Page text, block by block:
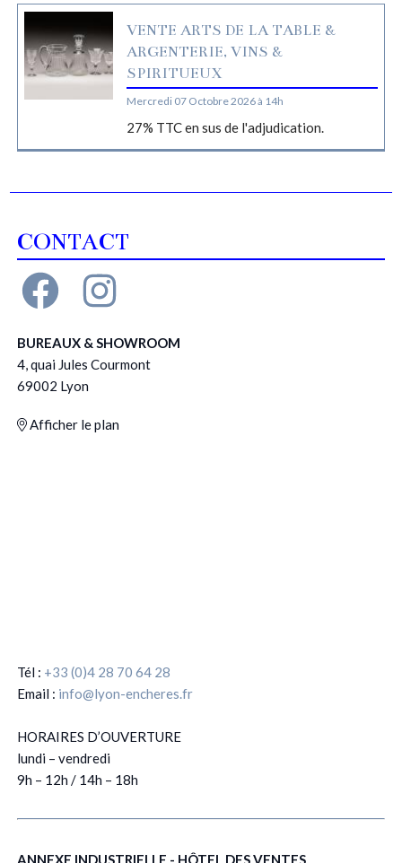
VENTE ARTS DE LA TABLE &
ARGENTERIE, VINS &
SPIRITUEUX
Mercredi 07 Octobre 2026 à 14h
27% TTC en sus de l'adjudication.
CONTACT
BUREAUX & SHOWROOM
4, quai Jules Courmont
69002 Lyon
Afficher le plan
Tél : +33 (0)4 28 70 64 28
Email : info@lyon-encheres.fr
HORAIRES D’OUVERTURE
lundi – vendredi
9h – 12h / 14h – 18h
ANNEXE INDUSTRIELLE - HÔTEL DES VENTES